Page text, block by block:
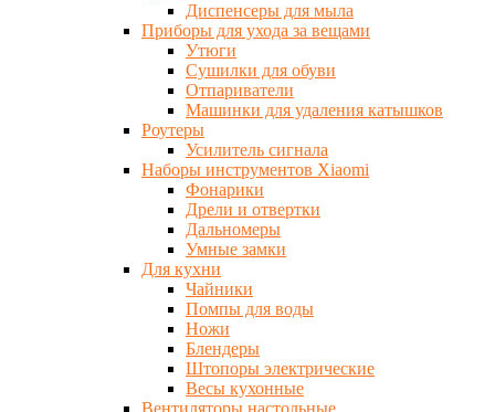
Диспенсеры для мыла
Приборы для ухода за вещами
Утюги
Сушилки для обуви
Отпариватели
Машинки для удаления катышков
Роутеры
Усилитель сигнала
Наборы инструментов Xiaomi
Фонарики
Дрели и отвертки
Дальномеры
Умные замки
Для кухни
Чайники
Помпы для воды
Ножи
Блендеры
Штопоры электрические
Весы кухонные
Вентиляторы настольные